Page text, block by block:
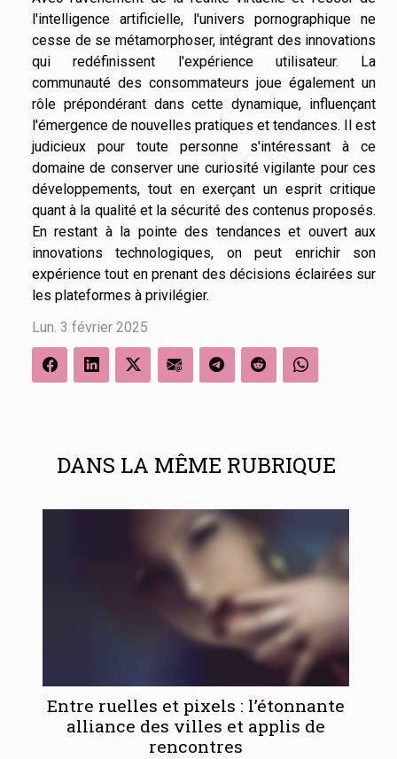
DANS LA MÊME RUBRIQUE
Entre ruelles et pixels : l’étonnante
alliance des villes et applis de
rencontres
l'intelligence artificielle, l'univers pornographique ne
cesse de se métamorphoser, intégrant des innovations
qui redéfinissent l'expérience utilisateur. La
communauté des consommateurs joue également un
rôle prépondérant dans cette dynamique, influençant
l'émergence de nouvelles pratiques et tendances. Il est
judicieux pour toute personne s'intéressant à ce
domaine de conserver une curiosité vigilante pour ces
développements, tout en exerçant un esprit critique
quant à la qualité et la sécurité des contenus proposés.
En restant à la pointe des tendances et ouvert aux
innovations technologiques, on peut enrichir son
expérience tout en prenant des décisions éclairées sur
les plateformes à privilégier.
Lun. 3 février 2025